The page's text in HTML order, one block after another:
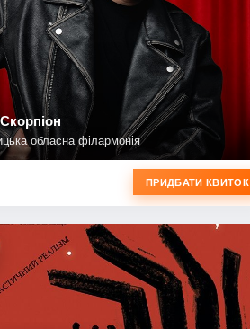
обласна філармонія
ПРИДБАТИ КВИТОК